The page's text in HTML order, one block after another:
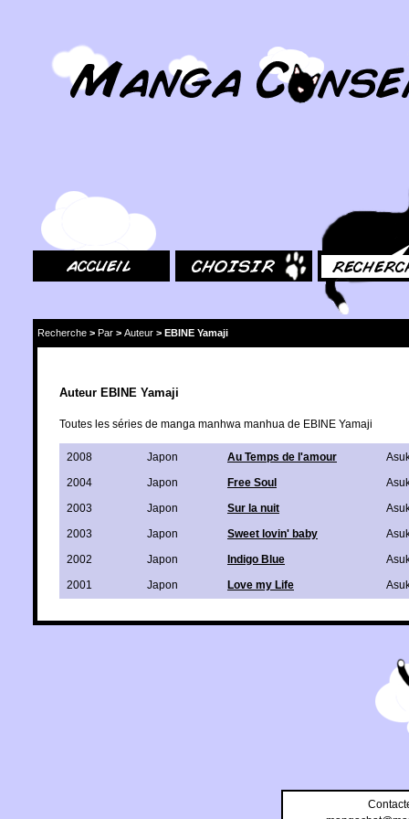
Recherche > Par > Auteur > EBINE Yamaji
Auteur EBINE Yamaji
Toutes les séries de manga manhwa manhua de EBINE Yamaji
2008 Japon Au Temps de l'amour
2004
Japon Free Soul
2003
Japon Sur la nuit
2003
Japon Sweet lovin' baby
2002
Japon Indigo Blue
2001
Japon Love my Life